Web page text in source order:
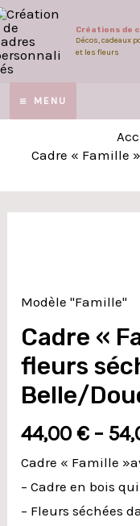
Aller
au
contenu
Créations de
Décos, cadeaux
et les fleurs
MAIN
MENU
Cadre « Famille
Modèle "Famille"
Cadre «
fleurs
Belle/
44,00€ –
Cadre « Famille
– Cadre en bois
– Fleurs séchées
"Famille"
avec
fleurs
séchées
-
Maman